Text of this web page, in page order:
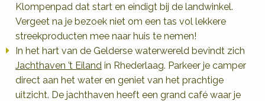
Klompenpad dat start en eindigt bij de landwinkel.
Vergeet na je bezoek niet om een tas vol lekkere
streekproducten mee naar huis te nemen!
In het hart van de Gelderse waterwereld bevindt zich
Jachthaven ’t Eiland in Rhederlaag. Parkeer je camper
direct aan het water en geniet van het prachtige
uitzicht. De jachthaven heeft een grand café waar je